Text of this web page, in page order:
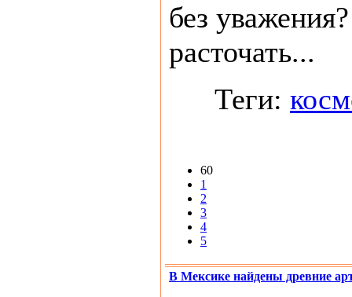
без
расточать...
Теги:
60
1
2
3
4
5
В Мексике найдены древние